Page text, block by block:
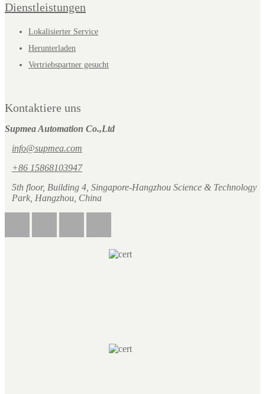
Dienstleistungen
Lokalisierter Service
Herunterladen
Vertriebspartner gesucht
Kontaktiere uns
Supmea Automation Co.,Ltd
info@supmea.com
+86 15868103947
5th floor, Building 4, Singapore-Hangzhou Science & Technology
Park, Hangzhou, China